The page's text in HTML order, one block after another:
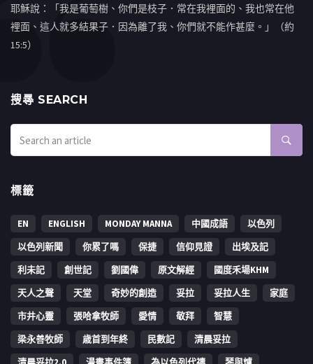
耶穌說：「我是葡萄樹、你們是枝子．常在我裡面的、我也常在他
裡面、這人就多結果子．因為離了我、你們就不能作甚麼。」（約
15:5）
搜㝷 SEARCH
標籤
EN ENGLISH MONDAY MANNA 中國成語
以色列
以色列新聞
你累了嗎 保捷 信仰見證
出埃及記
利未記
創世記 劉國偉 原文解經
國度禾場KHM
天人之聲
天堂 奇妙的創造 妥拉 妥拉人生
家庭
市井心靈
張哈拿牧師 愛情 敬拜
智慧
梁永善牧師
歳首到年終 民數記
清晨妥拉